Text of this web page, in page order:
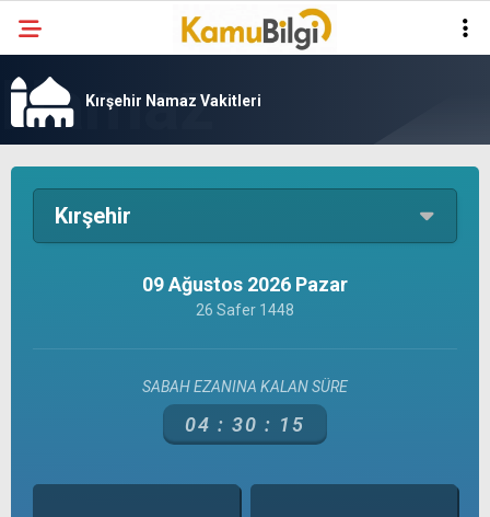
Kırşehir Namaz Vakitleri
Kırşehir
09 Ağustos 2026 Pazar
26 Safer 1448
SABAH EZANINA KALAN SÜRE
04 : 30 : 15